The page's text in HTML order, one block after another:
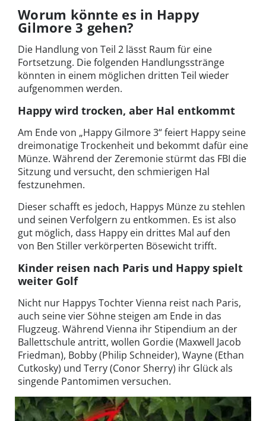
Worum könnte es in Happy
Gilmore 3 gehen?
Die Handlung von Teil 2 lässt Raum für eine
Fortsetzung. Die folgenden Handlungsstränge
könnten in einem möglichen dritten Teil wieder
aufgenommen werden.
Happy wird trocken, aber Hal entkommt
Am Ende von „Happy Gilmore 3“ feiert Happy seine
dreimonatige Trockenheit und bekommt dafür eine
Münze. Während der Zeremonie stürmt das FBI die
Sitzung und versucht, den schmierigen Hal
festzunehmen.
Dieser schafft es jedoch, Happys Münze zu stehlen
und seinen Verfolgern zu entkommen. Es ist also
gut möglich, dass Happy ein drittes Mal auf den
von Ben Stiller verkörperten Bösewicht trifft.
Kinder reisen nach Paris und Happy spielt
weiter Golf
Nicht nur Happys Tochter Vienna reist nach Paris,
auch seine vier Söhne steigen am Ende in das
Flugzeug. Während Vienna ihr Stipendium an der
Ballettschule antritt, wollen Gordie (Maxwell Jacob
Friedman), Bobby (Philip Schneider), Wayne (Ethan
Cutkosky) und Terry (Conor Sherry) ihr Glück als
singende Pantomimen versuchen.